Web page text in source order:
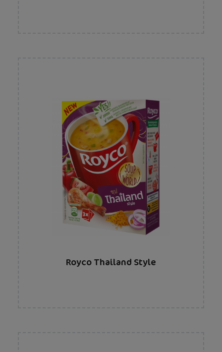
Royco Thailand Style